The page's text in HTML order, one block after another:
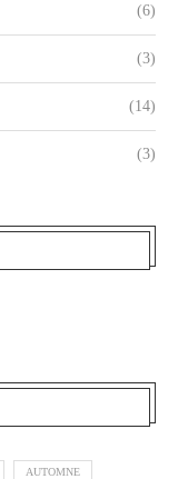
(6)
(3)
(14)
(3)
AUTOMNE